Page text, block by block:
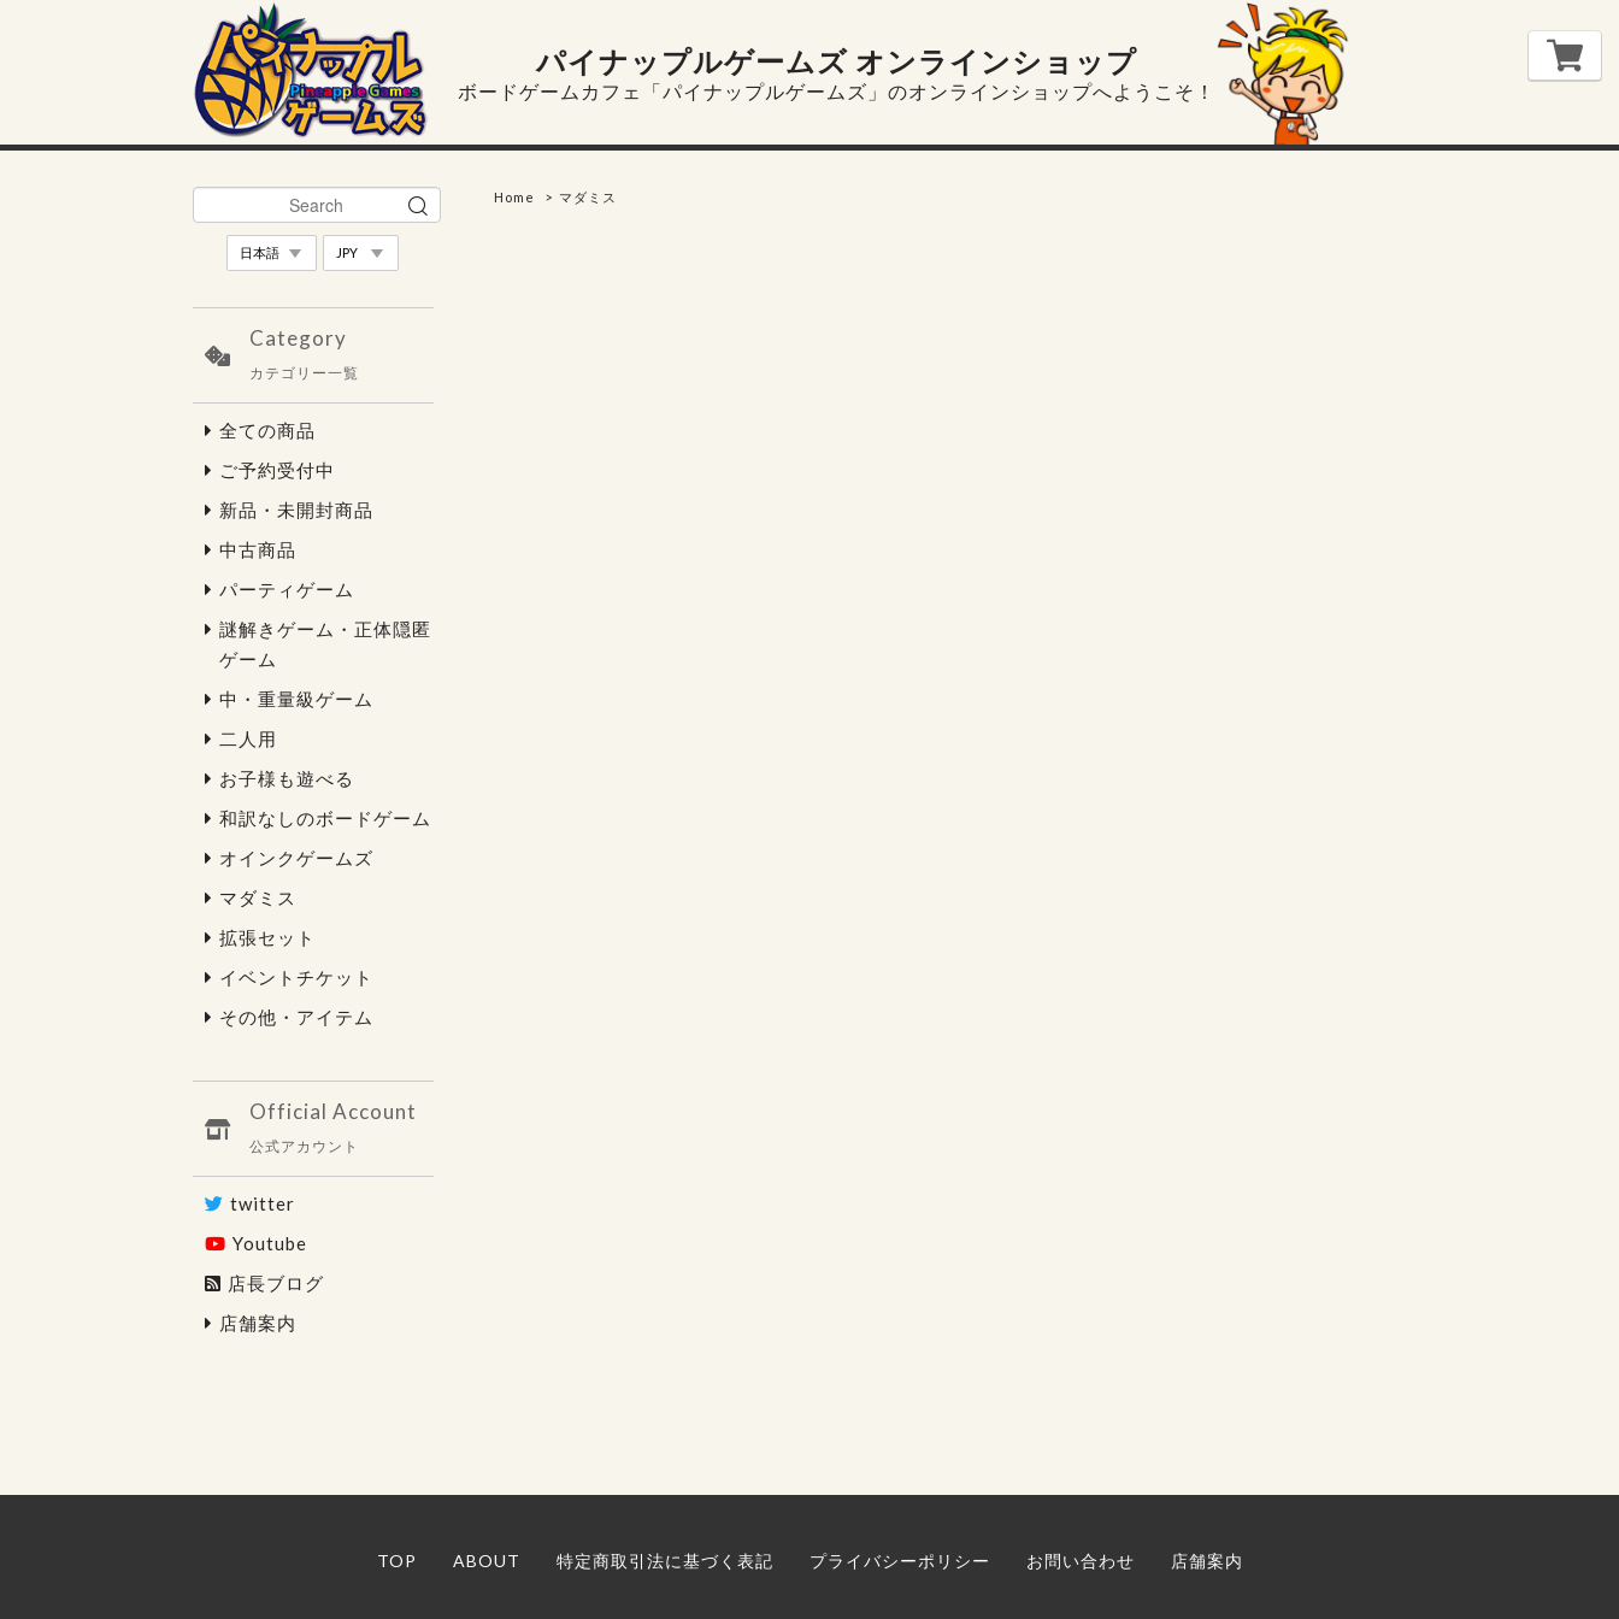
パイナップルゲームズ オンラインショップ
ボードゲームカフェ「パイナップルゲームズ」のオンラインショップへようこそ！
Category
カテゴリー一覧
全ての商品
ご予約受付中
新品・未開封商品
中古商品
パーティゲーム
謎解きゲーム・正体隠匿
ゲーム
中・重量級ゲーム
二人用
お子様も遊べる
和訳なしのボードゲーム
オインクゲームズ
マダミス
拡張セット
イベントチケット
その他・アイテム
Official Account
公式アカウント
twitter
Youtube
店長ブログ
店舗案内
Home マダミス
TOP ABOUT 特定商取引法に基づく表記 プライバシーポリシー お問い合わせ 店舗案内